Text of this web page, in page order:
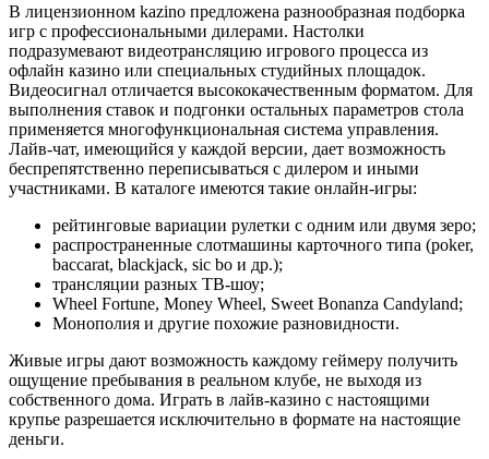
В лицензионном kazino предложена разнообразная подборка
игр с профессиональными дилерами. Настолки
подразумевают видеотрансляцию игрового процесса из
офлайн казино или специальных студийных площадок.
Видеосигнал отличается высококачественным форматом. Для
выполнения ставок и подгонки остальных параметров стола
применяется многофункциональная система управления.
Лайв-чат, имеющийся у каждой версии, дает возможность
беспрепятственно переписываться с дилером и иными
участниками. В каталоге имеются такие онлайн-игры:
рейтинговые вариации рулетки с одним или двумя зеро;
распространенные слотмашины карточного типа (poker,
baccarat, blackjack, sic bo и др.);
трансляции разных ТВ-шоу;
Wheel Fortune, Money Wheel, Sweet Bonanza Candyland;
Монополия и другие похожие разновидности.
Живые игры дают возможность каждому геймеру получить
ощущение пребывания в реальном клубе, не выходя из
собственного дома. Играть в лайв-казино с настоящими
крупье разрешается исключительно в формате на настоящие
деньги.